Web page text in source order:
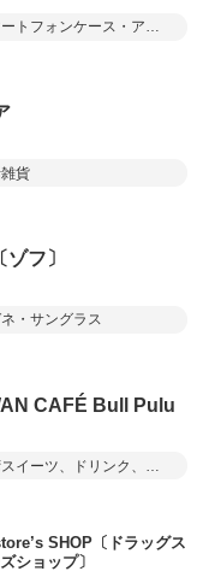
スマートフォンケース・アクセサリー、修理等
貨
フ〕
・サングラス
CAFÉ Bull Pulu
台湾スイーツ、ドリンク、軽食
SHOP〔ドラッグス
ショップ〕